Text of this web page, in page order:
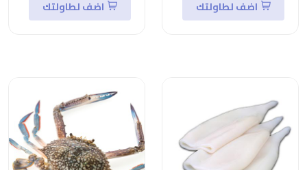
اضف لطاولتك اضف لطاولتك